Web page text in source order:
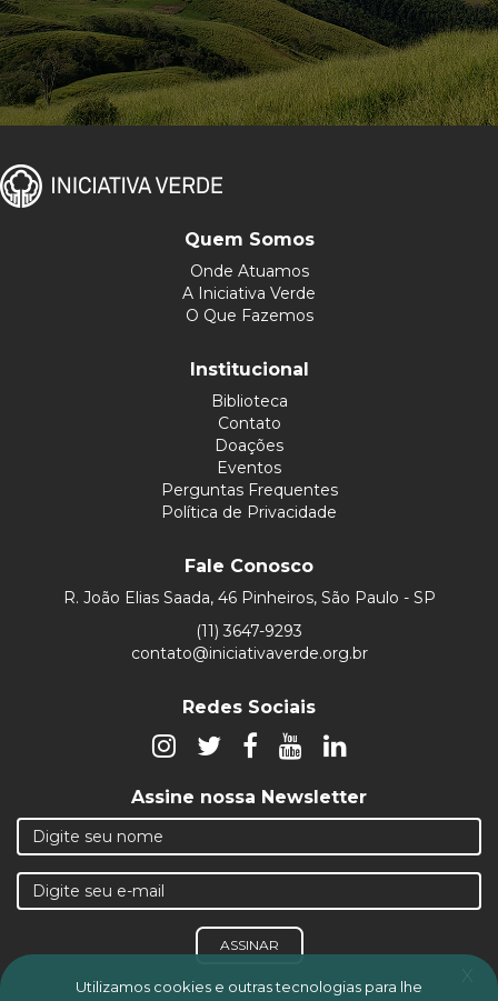
Quem Somos
Onde Atuamos
A Iniciativa Verde
O Que Fazemos
Institucional
Biblioteca
Contato
Doações
Eventos
Perguntas Frequentes
Política de Privacidade
Fale Conosco
R. João Elias Saada, 46 Pinheiros, São Paulo - SP
(11) 3647-9293
contato@iniciativaverde.org.br
Redes Sociais
Assine nossa Newsletter
ASSINAR
x
Utilizamos cookies e outras tecnologias para lhe